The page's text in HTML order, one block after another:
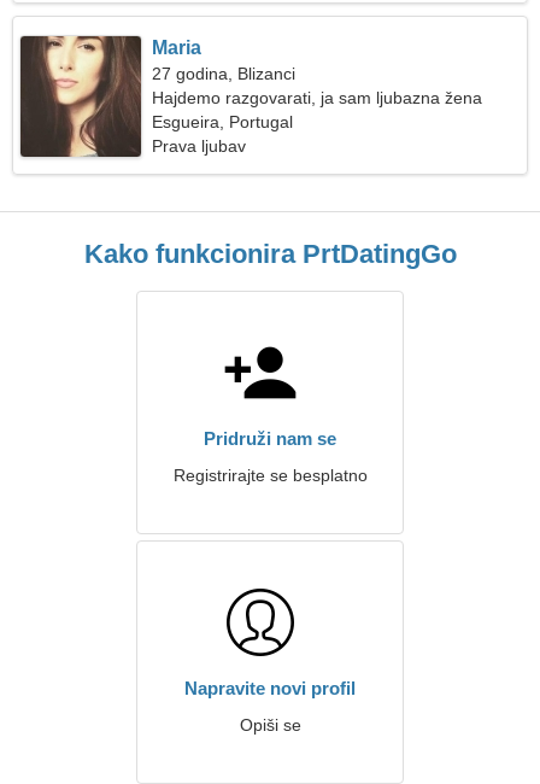
Maria
27 godina, Blizanci
Hajdemo razgovarati, ja sam ljubazna žena
Esgueira, Portugal
Prava ljubav
Kako funkcionira PrtDatingGo
Pridruži nam se
Registrirajte se besplatno
Napravite novi profil
Opiši se